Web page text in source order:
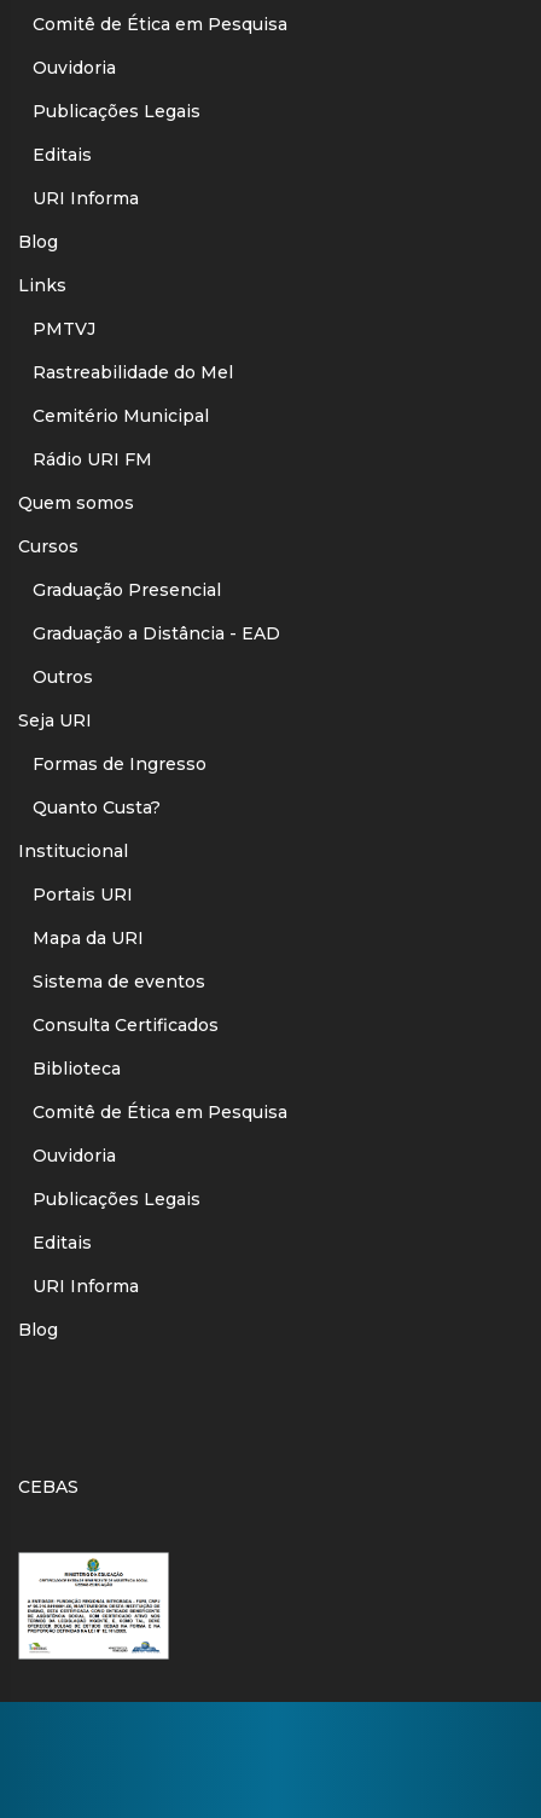
Comitê de Ética em Pesquisa
Ouvidoria
Publicações Legais
Editais
URI Informa
Blog
Links
PMTVJ
Rastreabilidade do Mel
Cemitério Municipal
Rádio URI FM
Quem somos
Cursos
Graduação Presencial
Graduação a Distância - EAD
Outros
Seja URI
Formas de Ingresso
Quanto Custa?
Institucional
Portais URI
Mapa da URI
Sistema de eventos
Consulta Certificados
Biblioteca
Comitê de Ética em Pesquisa
Ouvidoria
Publicações Legais
Editais
URI Informa
Blog
CEBAS